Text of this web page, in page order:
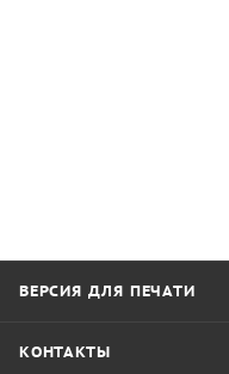
ВЕРСИЯ ДЛЯ ПЕЧАТИ
КОНТАКТЫ